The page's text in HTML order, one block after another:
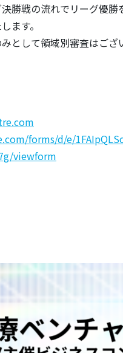
勝戦の流れでリーグ優
ます。
として領域別審査はござ
forms/d/e/
viewform